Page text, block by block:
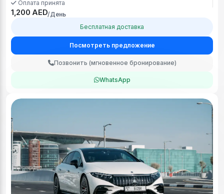
Оплата принята
1,200 AED/День
Бесплатная доставка
Посмотреть предложение
Позвонить (мгновенное бронирование)
WhatsApp